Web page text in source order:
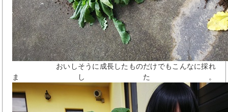
おいしそうに成長したものだけでもこんなに採れ
ました。